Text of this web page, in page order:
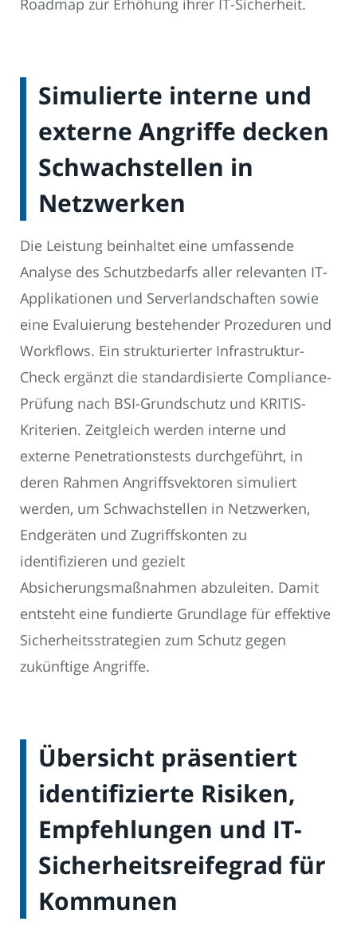
Roadmap zur Erhöhung ihrer IT-Sicherheit.
Simulierte interne und
externe Angriffe decken
Schwachstellen in
Netzwerken
Die Leistung beinhaltet eine umfassende
Analyse des Schutzbedarfs aller relevanten IT-
Applikationen und Serverlandschaften sowie
eine Evaluierung bestehender Prozeduren und
Workflows. Ein strukturierter Infrastruktur-
Check ergänzt die standardisierte Compliance-
Prüfung nach BSI-Grundschutz und KRITIS-
Kriterien. Zeitgleich werden interne und
externe Penetrationstests durchgeführt, in
deren Rahmen Angriffsvektoren simuliert
werden, um Schwachstellen in Netzwerken,
Endgeräten und Zugriffskonten zu
identifizieren und gezielt
Absicherungsmaßnahmen abzuleiten. Damit
entsteht eine fundierte Grundlage für effektive
Sicherheitsstrategien zum Schutz gegen
zukünftige Angriffe.
Übersicht präsentiert
identifizierte Risiken,
Empfehlungen und IT-
Sicherheitsreifegrad für
Kommunen